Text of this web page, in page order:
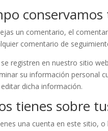
conservamos
un comentario, el
comentario de
registren en nuestro sitio
su información personal
dicha información.
tienes sobre
una cuenta en este sitio,